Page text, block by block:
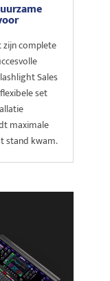
zijn complete
Sales
set
maximale
stand kwam.